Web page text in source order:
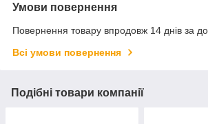
Умови повернення
Повернення товару впродовж 14 днів за
Всі умови повернення
Подібні товари компанії